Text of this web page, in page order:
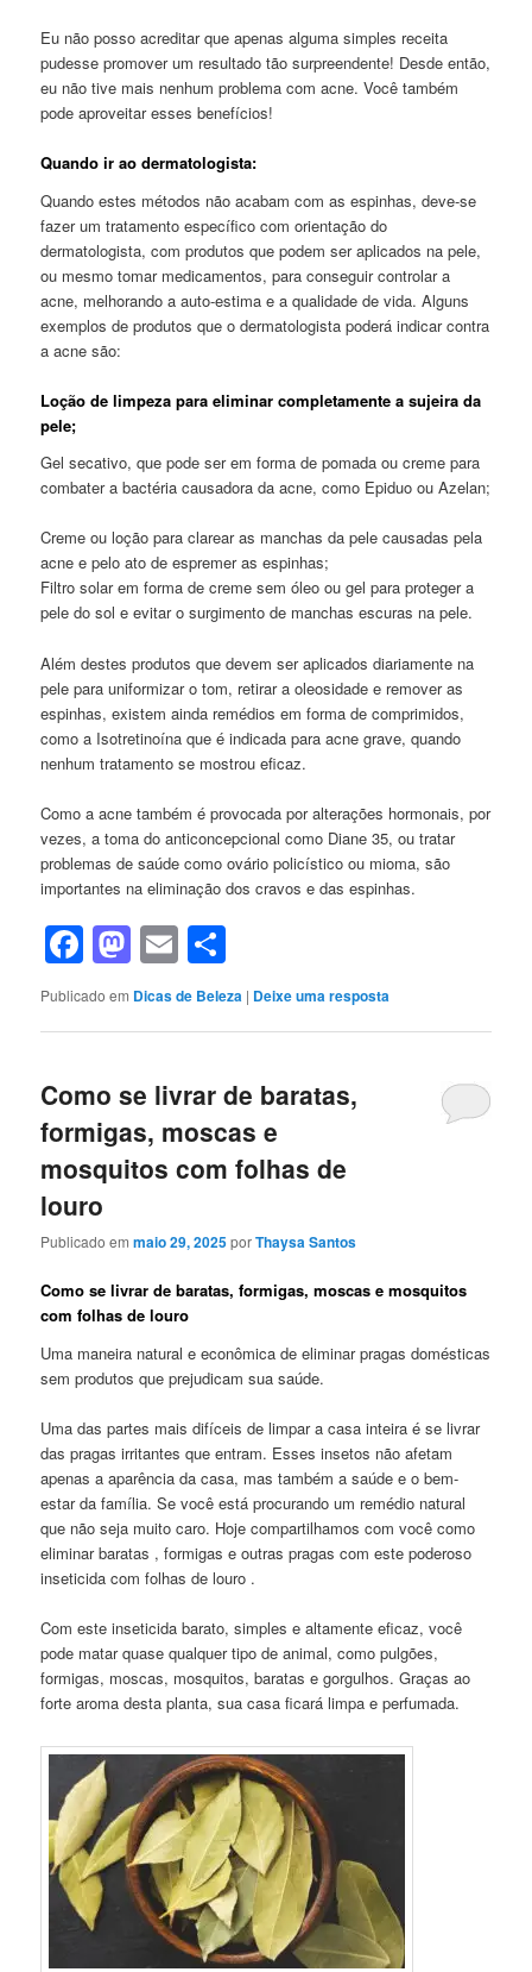
Eu não posso acreditar que apenas alguma simples receita
pudesse promover um resultado tão surpreendente! Desde então,
eu não tive mais nenhum problema com acne. Você também
pode aproveitar esses benefícios!
Quando ir ao dermatologista:
Quando estes métodos não acabam com as espinhas, deve-se
fazer um tratamento específico com orientação do
dermatologista, com produtos que podem ser aplicados na pele,
ou mesmo tomar medicamentos, para conseguir controlar a
acne, melhorando a auto-estima e a qualidade de vida. Alguns
exemplos de produtos que o dermatologista poderá indicar contra
a acne são:
Loção de limpeza para eliminar completamente a sujeira da
pele;
Gel secativo, que pode ser em forma de pomada ou creme para
combater a bactéria causadora da acne, como Epiduo ou Azelan;
Creme ou loção para clarear as manchas da pele causadas pela
acne e pelo ato de espremer as espinhas;
Filtro solar em forma de creme sem óleo ou gel para proteger a
pele do sol e evitar o surgimento de manchas escuras na pele.
Além destes produtos que devem ser aplicados diariamente na
pele para uniformizar o tom, retirar a oleosidade e remover as
espinhas, existem ainda remédios em forma de comprimidos,
como a Isotretinoína que é indicada para acne grave, quando
nenhum tratamento se mostrou eficaz.
Como a acne também é provocada por alterações hormonais, por
vezes, a toma do anticoncepcional como Diane 35, ou tratar
problemas de saúde como ovário policístico ou mioma, são
importantes na eliminação dos cravos e das espinhas.
Facebook
Mastodon
Email
Publicado em Dicas de Beleza | Deixe uma resposta
Como se livrar de baratas,
formigas, moscas e
mosquitos com folhas de
louro
Publicado emmaio 29, 2025porThaysa Santos
Como se livrar de baratas, formigas, moscas e mosquitos
com folhas de louro
Uma maneira natural e econômica de eliminar pragas domésticas
sem produtos que prejudicam sua saúde.
Uma das partes mais difíceis de limpar a casa inteira é se livrar
das pragas irritantes que entram. Esses insetos não afetam
apenas a aparência da casa, mas também a saúde e o bem-
estar da família. Se você está procurando um remédio natural
que não seja muito caro. Hoje compartilhamos com você como
eliminar baratas , formigas e outras pragas com este poderoso
inseticida com folhas de louro .
Com este inseticida barato, simples e altamente eficaz, você
pode matar quase qualquer tipo de animal, como pulgões,
formigas, moscas, mosquitos, baratas e gorgulhos. Graças ao
forte aroma desta planta, sua casa ficará limpa e perfumada.